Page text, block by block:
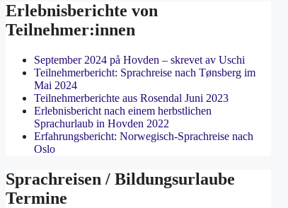
Erlebnisberichte von
Teilnehmer:innen
September 2024 på Hovden – skrevet av Uschi
Teilnehmerbericht: Sprachreise nach Tønsberg im
Mai 2024
Teilnehmerberichte aus Rosendal Juni 2023
Erlebnisbericht nach einem herbstlichen
Sprachurlaub in Hovden 2022
Erfahrungsbericht: Norwegisch-Sprachreise nach
Oslo
Sprachreisen / Bildungsurlaube
Termine